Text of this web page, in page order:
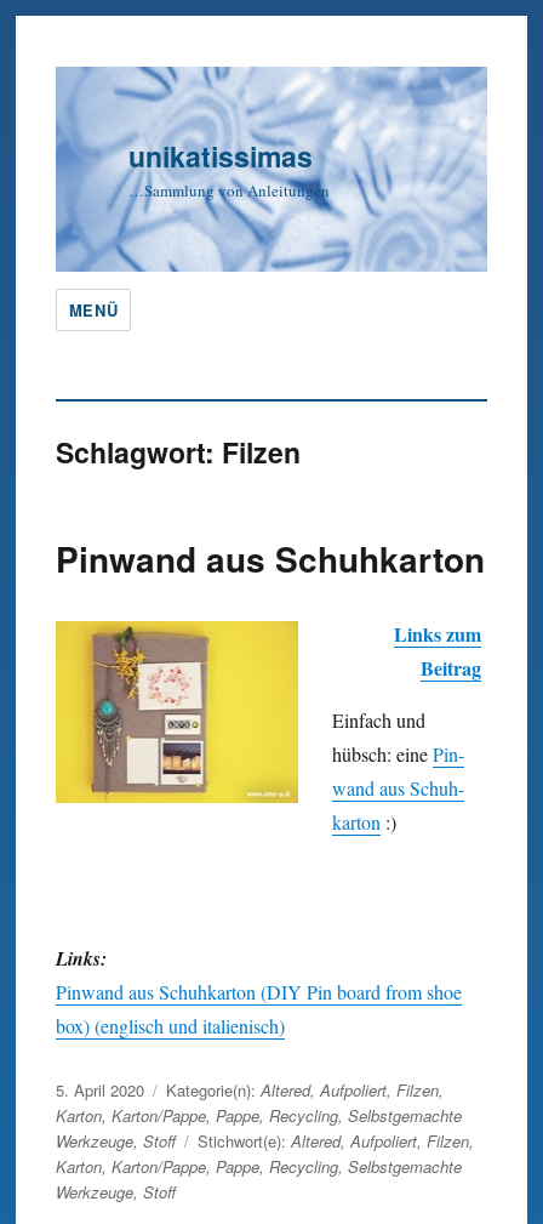
unikatissimas
…Sammlung von Anleitungen
MENÜ
Schlagwort: Filzen
Pinwand aus Schuhkarton
Links zum
Beitrag
Einfach und
hübsch: einePin­
wand aus Schuh­
karton:)
Links:
Pinwand aus Schuhkarton (DIY Pin board from shoe
box) (englisch und italienisch)
Veröffentlicht
am
5. April 2020 Kategorie(n):Altered,Aufpoliert, Filzen,
Karton, Karton/Pappe, Pappe, Recycling, Selbstgemachte
Werkzeuge, Stoff Stichwort(e):Altered,Aufpoliert, Filzen,
Karton, Karton/Pappe, Pappe, Recycling, Selbstgemachte
Werkzeuge, Stoff